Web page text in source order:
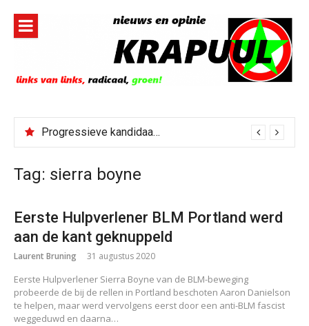
inhoud
Progressieve kandidaat El-Sayed senaatskandidaat Michigan
Tag: sierra boyne
Eerste Hulpverlener BLM Portland werd
aan de kant geknuppeld
Laurent Bruning 31 augustus 2020
Eerste Hulpverlener Sierra Boyne van de BLM-beweging
probeerde de bij de rellen in Portland beschoten Aaron Danielson
te helpen, maar werd vervolgens eerst door een anti-BLM fascist
weggeduwd en daarna…